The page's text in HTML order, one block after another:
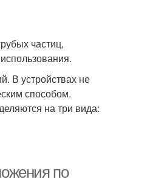
частиц,
В устройствах не
способом.
на три вида:
по